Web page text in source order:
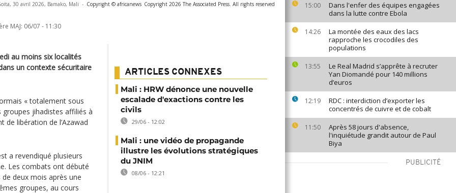
15:00
Dans l'enfer des équipes engagées
dans la lutte contre Ebola
14:26
La montée des eaux des lacs
rapproche les crocodiles des
populations
13:55
Le Real Madrid s’apprête à recruter
Yan Diomandé pour 140 millions
d’euros
12:19
RDC : interdiction d’exporter les
concentrés de cuivre et de cobalt
11:50
Après 58 jours d'absence,
l'inquiétude grandit autour de Paul
Biya
PUBLICITÉ
30 avril 2026, Bamako, Mali - Copyright © africanews Copyright 2026 The Associated Press. All rights reserved
MAJ: 06/07 - 11:30
au moins six localités
un contexte sécuritaire
« totalement sous
groupes jihadistes affiliés à
de libération de l’Azawad
a revendiqué plusieurs
Les combats ont débuté
deux mois après une
groupes, au cours
ARTICLES CONNEXES
Mali : HRW dénonce une nouvelle
escalade d'exactions contre les
civils
29/06 - 12:02
Mali : une vidéo de propagande
illustre les évolutions stratégiques
du JNIM
08/06 - 12:21